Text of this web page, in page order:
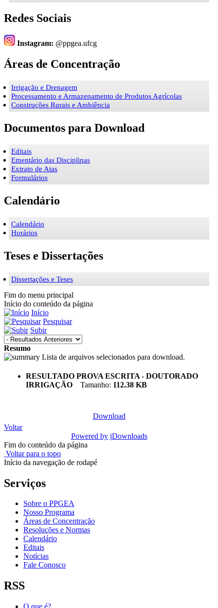
Redes Sociais
Instagram: @ppgea.ufcg
Áreas de Concentração
Irrigação e Drenagem
Processamento e Armazenamento de Produtos Agrícolas
Construções Rurais e Ambiência
Documentos para Download
Editais
Ementário das Disciplinas
Extrato de Atas
Formulários
Calendário
Calendário
Horários
Teses e Dissertações
Dissertações e Teses
Fim do menu principal
Início do conteúdo da página
Início
Pesquisar
Subir
Resumo
Lista de arquivos selecionados para download.
RESULTADO PROVA ESCRITA - DOUTORADO
IRRIGAÇÃO Tamanho: 112.38 KB
Download
Voltar
Powered by jDownloads
Fim do conteúdo da página
Voltar para o topo
Início da navegação de rodapé
Serviços
Sobre o PPGEA
Nosso Programa
Áreas de Concentração
Resoluções e Normas
Calendário
Editais
Notícias
Fale Conosco
RSS